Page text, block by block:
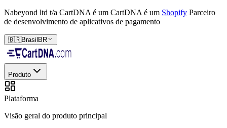
Nabeyond ltd t/a CartDNA é um CartDNA é um Shopify Parceiro
de desenvolvimento de aplicativos de pagamento
🇧🇷Brasil BR
Produto
Plataforma
Visão geral do produto principal